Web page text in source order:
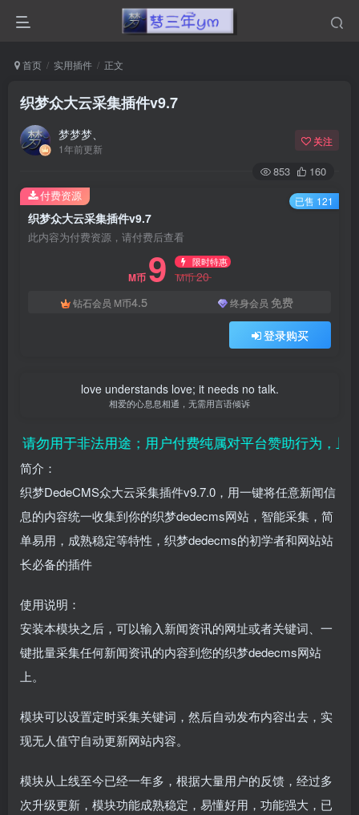
首页 实用插件 正文
织梦众大云采集插件v9.7
梦梦梦、
1年前更新
关注
853 160
织梦众大云采集插件v9.7
此内容为付费资源，请付费后查看
M币 9 限时特惠
M币20
钻石会员 M币4.5 终身会员 免费
登录购买
付费资源 已售 121
love understands love; it needs no talk.
相爱的心息息相通，无需用言语倾诉
用于非法用途；用户付费纯属对平台赞助行为，且虚
简介：
织梦DedeCMS众大云采集插件v9.7.0，用一键将任意新闻信
息的内容统一收集到你的织梦dedecms网站，智能采集，简
单易用，成熟稳定等特性，织梦dedecms的初学者和网站站
长必备的插件
使用说明：
安装本模块之后，可以输入新闻资讯的网址或者关键词、一
键批量采集任何新闻资讯的内容到您的织梦dedecms网站
上。
模块可以设置定时采集关键词，然后自动发布内容出去，实
现无人值守自动更新网站内容。
模块从上线至今已经一年多，根据大量用户的反馈，经过多
次升级更新，模块功能成熟稳定，易懂好用，功能强大，已